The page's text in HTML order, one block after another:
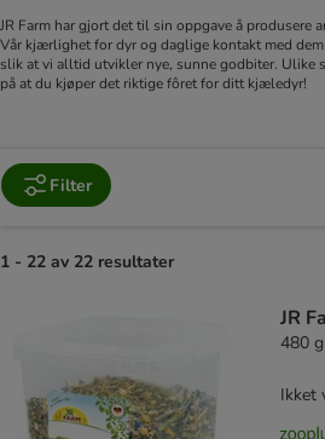
JR Farm har gjort det til sin oppgave å
Vår kjærlighet for dyr og daglige kontakt med
slik at vi alltid utvikler nye, sunne godbiter. Ulike
på at du kjøper det riktige fôret for ditt kjæledyr!
Filter
1 - 22 av 22 resultater
JR
480 g
Ikket